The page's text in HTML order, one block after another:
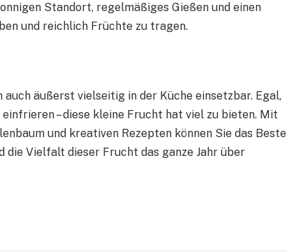
Standort, regelmäßiges Gießen und einen
und reichlich Früchte zu tragen.
äußerst vielseitig in der Küche einsetzbar. Egal,
– diese kleine Frucht hat viel zu bieten. Mit
und kreativen Rezepten können Sie das Beste
Vielfalt dieser Frucht das ganze Jahr über